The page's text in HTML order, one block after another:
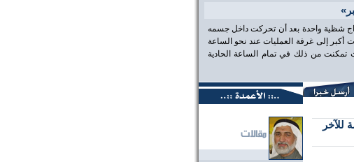
شظية واحدة بعد أن تحركت داخل جسمه
إلى غرفة العمليات عند نحو الساعة
من ذلك في تمام الساعة الحادية